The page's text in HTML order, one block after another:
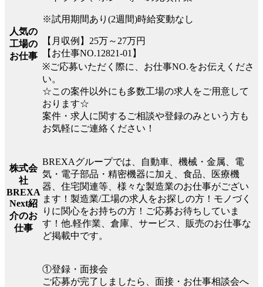
人気の
工場の
お仕事
※試用期間あり(2週間)時給変動なし
【月収例】25万～27万円
【お仕事NO.12821-01】
※ご応募いただく際に、お仕事NO.をお伝えくださ
い。
☆この案件以外にも多数工場の求人をご用意して
おります☆
案件・求人に関するご相談や登録のみという方も
お気軽にご連絡ください！
株式会
社
BREXA
Next紹
介のお
仕事
BREXAグループでは、自動車、機械・金属、電
気・電子部品・精密機器に加え、食品、医療機
器、住宅関連等、様々な製造業のお仕事がござい
ます！製造業/工場の求人をお探しの方！モノづく
りに関心をお持ちの方！ご応募お待ちしていま
す！他.軽作業、倉庫、サービス、販売のお仕事な
ど掲載中です。
①登録・面接会
ご応募が完了しましたら、面接・お仕事相談会へ